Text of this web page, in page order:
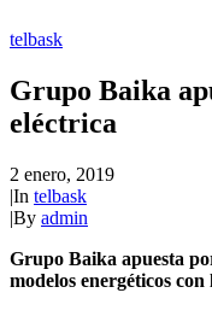
telbask
Grupo Baika
eléctrica
2 enero, 2019
|In telbask
|By admin
Grupo Baika apuesta
modelos energéticos